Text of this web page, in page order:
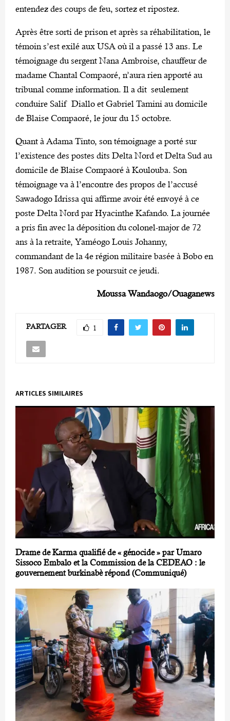
entendez des coups de feu, sortez et ripostez.
Après être sorti de prison et après sa réhabilitation, le
témoin s’est exilé aux USA où il a passé 13 ans. Le
témoignage du sergent Nana Ambroise, chauffeur de
madame Chantal Compaoré, n’aura rien apporté au
tribunal comme information. Il a dit seulement
conduire Salif Diallo et Gabriel Tamini au domicile
de Blaise Compaoré, le jour du 15 octobre.
Quant à Adama Tinto, son témoignage a porté sur
l’existence des postes dits Delta Nord et Delta Sud au
domicile de Blaise Compaoré à Koulouba. Son
témoignage va à l’encontre des propos de l’accusé
Sawadogo Idrissa qui affirme avoir été envoyé à ce
poste Delta Nord par Hyacinthe Kafando. La journée
a pris fin avec la déposition du colonel-major de 72
ans à la retraite, Yaméogo Louis Johanny,
commandant de la 4e région militaire basée à Bobo en
1987. Son audition se poursuit ce jeudi.
Moussa Wandaogo/Ouaganews
PARTAGER 1
ARTICLES SIMILAIRES
Drame de Karma qualifié de « génocide » par Umaro
Sissoco Embalo et la Commission de la CEDEAO : le
gouvernement burkinabè répond (Communiqué)